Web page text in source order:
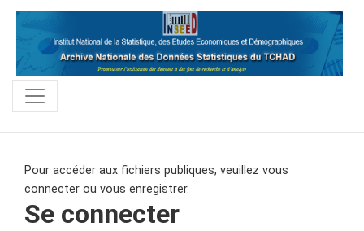
Pour accéder aux fichiers publiques, veuillez vous
connecter ou vous enregistrer.
Se connecter